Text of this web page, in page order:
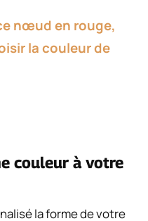
nœud en rouge,
la couleur de
couleur à votre
la forme de votre